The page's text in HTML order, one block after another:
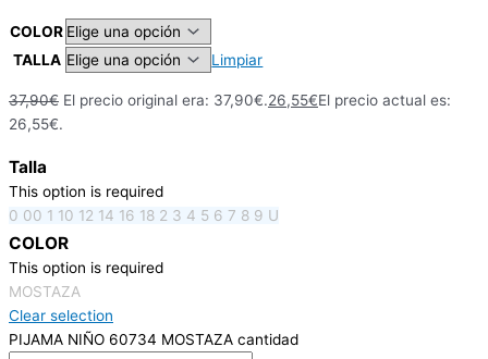
COLOR
TALLA
Limpiar
37,90€ El precio original era: 37,90€.26,55€El precio actual es:
26,55€.
Talla
This option is required
0 00 1 10 12 14 16 18 2 3 4 5 6 7 8 9 U
COLOR
This option is required
MOSTAZA
Clear selection
PIJAMA NIÑO 60734 MOSTAZA cantidad